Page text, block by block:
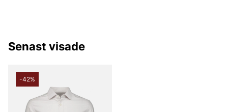
tidlöst och modernt. Produkterna är oftast enfärgade
men de samarbetar också med de bästa
leverantörerna i branschen som de utvecklar unika
modekollektioner tillsammans med. Välskräddat mode
är helt enkelt Tiger of Swedens signum.
Senast visade
-42%